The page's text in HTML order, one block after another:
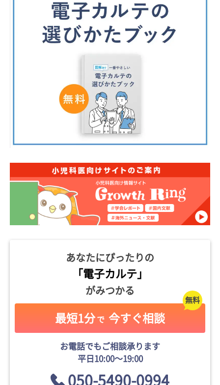
あなたにぴったりの
「電子カルテ」
がみつかる
最短1分 で 今すぐ相談
お電話でもご相談承ります
平日10:00〜19:00
050-5490-0994